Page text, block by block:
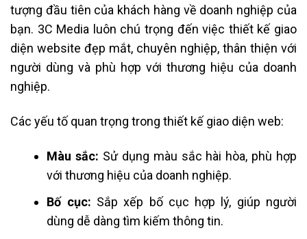
tượng đầu tiên của khách hàng về doanh nghiệp của
bạn. 3C Media luôn chú trọng đến việc thiết kế giao
diện website đẹp mắt, chuyên nghiệp, thân thiện với
người dùng và phù hợp với thương hiệu của doanh
nghiệp.
Các yếu tố quan trọng trong thiết kế giao diện web:
Màu sắc: Sử dụng màu sắc hài hòa, phù hợp
với thương hiệu của doanh nghiệp.
Bố cục: Sắp xếp bố cục hợp lý, giúp người
dùng dễ dàng tìm kiếm thông tin.